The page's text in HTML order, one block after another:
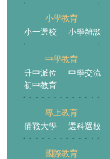
小學教育
小一選校
小學雜談
中學教育
升中派位
中學交流
初中教育
專上教育
備戰大學
選科選校
國際教育